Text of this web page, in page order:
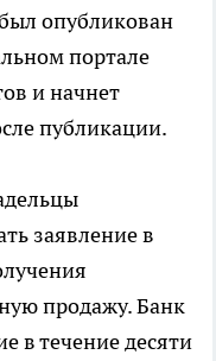
опубликован
портале
и начнет
публикации.
заявление в
продажу. Банк
в течение десяти